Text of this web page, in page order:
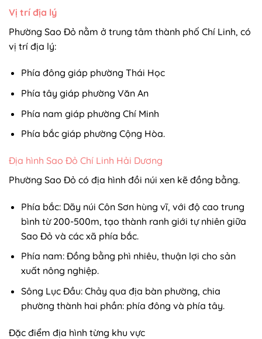
Vị trí địa lý
Phường Sao Đỏ nằm ở trung tâm thành phố Chí Linh, có
vị trí địa lý:
Phía đông giáp phường Thái Học
Phía tây giáp phường Văn An
Phía nam giáp phường Chí Minh
Phía bắc giáp phường Cộng Hòa.
Địa hình Sao Đỏ Chí Linh Hải Dương
Phường Sao Đỏ có địa hình đồi núi xen kẽ đồng bằng.
Phía bắc: Dãy núi Côn Sơn hùng vĩ, với độ cao trung
bình từ 200-500m, tạo thành ranh giới tự nhiên giữa
Sao Đỏ và các xã phía bắc.
Phía nam: Đồng bằng phì nhiêu, thuận lợi cho sản
xuất nông nghiệp.
Sông Lục Đầu: Chảy qua địa bàn phường, chia
phường thành hai phần: phía đông và phía tây.
Đặc điểm địa hình từng khu vực